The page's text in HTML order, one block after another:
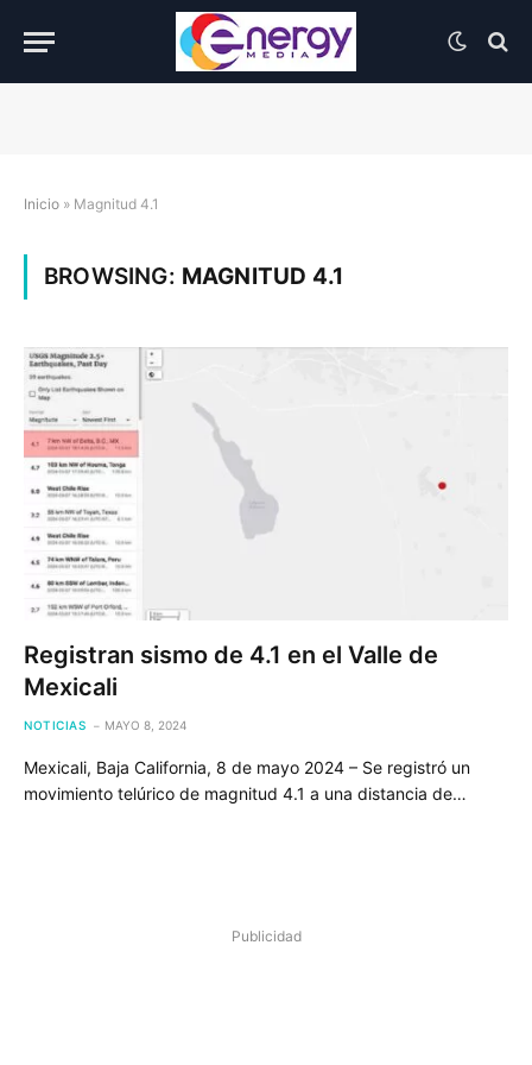
Inicio » Magnitud 4.1
BROWSING: MAGNITUD 4.1
Registran sismo de 4.1 en el Valle de
Mexicali
NOTICIAS MAYO 8, 2024
Mexicali, Baja California, 8 de mayo 2024 – Se registró un
movimiento telúrico de magnitud 4.1 a una distancia de…
Publicidad